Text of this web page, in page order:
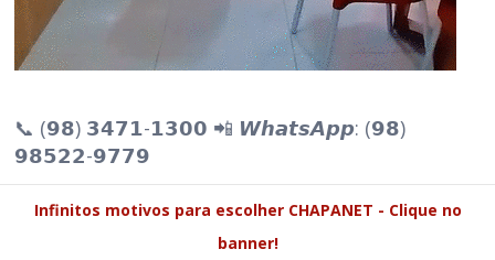
📞 (𝟵𝟴) 𝟯𝟰𝟳𝟭-𝟭𝟯𝟬𝟬 📲 𝙒𝙝𝙖𝙩𝙨𝘼𝙥𝙥: (𝟵𝟴)
𝟵𝟴𝟱𝟮𝟮-𝟵𝟳𝟳𝟵
Infinitos motivos para escolher CHAPANET - Clique no
banner!